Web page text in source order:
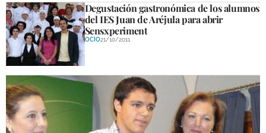
Degustación gastronómica de los alumnos
del IES Juan de Aréjula para abrir
Sensxperiment
OCIO21/10/2011